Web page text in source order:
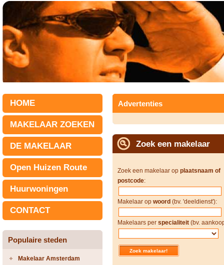
HOME
MAKELAAR ZOEKEN
DE MAKELAAR
Open Huizen Route
Huurwoningen
CONTACT
Populaire steden
Makelaar Amsterdam
Advertenties
Zoek een makelaar
Zoek een makelaar op plaatsnaam of
postcode:
Makelaar op woord (bv. 'deeldienst'):
Makelaars per specialiteit (bv.